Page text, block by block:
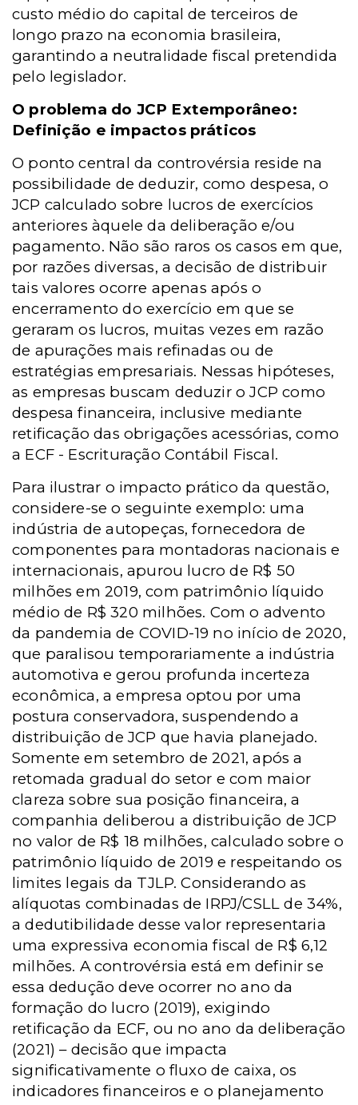
custo médio do capital de terceiros de
longo prazo na economia brasileira,
garantindo a neutralidade fiscal pretendida
pelo legislador.
O problema do JCP Extemporâneo:
Definição e impactos práticos
O ponto central da controvérsia reside na
possibilidade de deduzir, como despesa, o
JCP calculado sobre lucros de exercícios
anteriores àquele da deliberação e/ou
pagamento. Não são raros os casos em que,
por razões diversas, a decisão de distribuir
tais valores ocorre apenas após o
encerramento do exercício em que se
geraram os lucros, muitas vezes em razão
de apurações mais refinadas ou de
estratégias empresariais. Nessas hipóteses,
as empresas buscam deduzir o JCP como
despesa financeira, inclusive mediante
retificação das obrigações acessórias, como
a ECF - Escrituração Contábil Fiscal.
Para ilustrar o impacto prático da questão,
considere-se o seguinte exemplo: uma
indústria de autopeças, fornecedora de
componentes para montadoras nacionais e
internacionais, apurou lucro de R$ 50
milhões em 2019, com patrimônio líquido
médio de R$ 320 milhões. Com o advento
da pandemia de COVID-19 no início de 2020,
que paralisou temporariamente a indústria
automotiva e gerou profunda incerteza
econômica, a empresa optou por uma
postura conservadora, suspendendo a
distribuição de JCP que havia planejado.
Somente em setembro de 2021, após a
retomada gradual do setor e com maior
clareza sobre sua posição financeira, a
companhia deliberou a distribuição de JCP
no valor de R$ 18 milhões, calculado sobre o
patrimônio líquido de 2019 e respeitando os
limites legais da TJLP. Considerando as
alíquotas combinadas de IRPJ/CSLL de 34%,
a dedutibilidade desse valor representaria
uma expressiva economia fiscal de R$ 6,12
milhões. A controvérsia está em definir se
essa dedução deve ocorrer no ano da
formação do lucro (2019), exigindo
retificação da ECF, ou no ano da deliberação
(2021) – decisão que impacta
significativamente o fluxo de caixa, os
indicadores financeiros e o planejamento